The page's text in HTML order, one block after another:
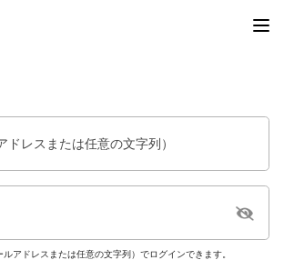
ドレスまたは任意の文字列）
アドレスまたは任意の文字列）でログインできます。